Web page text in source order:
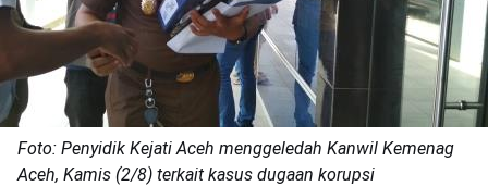
Foto: Penyidik Kejati Aceh menggeledah Kanwil Kemenag
Aceh, Kamis (2/8) terkait kasus dugaan korupsi